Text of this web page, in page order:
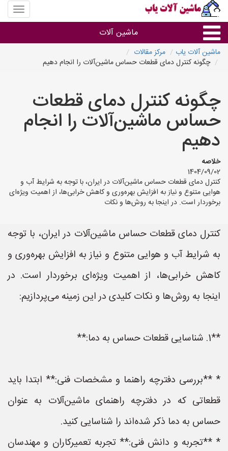
منوی
سایت
آلات
ماشین آلات
ماشین آلات
سایر گروه ها
ماشین آلات
ماشین آلات یاب
مرکز مقالات
چگونه کنترل دمای قطعات حساس ماشین‌آلات را انجام دهیم
چگونه کنترل دمای قطعات
حساس ماشین‌آلات را انجام
دهیم
خلاصه
1404/09/02
کنترل دمای قطعات حساس ماشین‌آلات در ایران، با توجه به شرایط آب و
هوایی متنوع و نیاز به افزایش بهره‌وری و کاهش خرابی‌ها، از اهمیت ویژه‌ای
برخوردار است. در اینجا به روش‌ها و نکات
کنترل دمای قطعات حساس ماشین‌آلات در ایران، با توجه
به شرایط آب و هوایی متنوع و نیاز به افزایش بهره‌وری و
کاهش خرابی‌ها، از اهمیت ویژه‌ای برخوردار است. در
اینجا به روش‌ها و نکات کلیدی در این زمینه می‌پردازیم:
**1. شناسایی قطعات حساس به دما:**
* **بررسی دفترچه راهنما و مشخصات فنی:** ابتدا باید
قطعاتی که در دفترچه راهنمای ماشین‌آلات به عنوان
حساس به دما ذکر شده‌اند را شناسایی کنید.
* **تجربه و دانش فنی:** تجربه تعمیرکاران و مهندسان